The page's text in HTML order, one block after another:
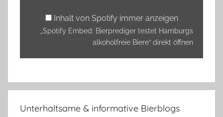
anzeigen
Inhalt von Spotify immer anzeigen
„Spotify Embed: Bierprediger testet Hamburgs
alkoholfreie Biere“ direkt öffnen
Unterhaltsame & informative Bierblogs